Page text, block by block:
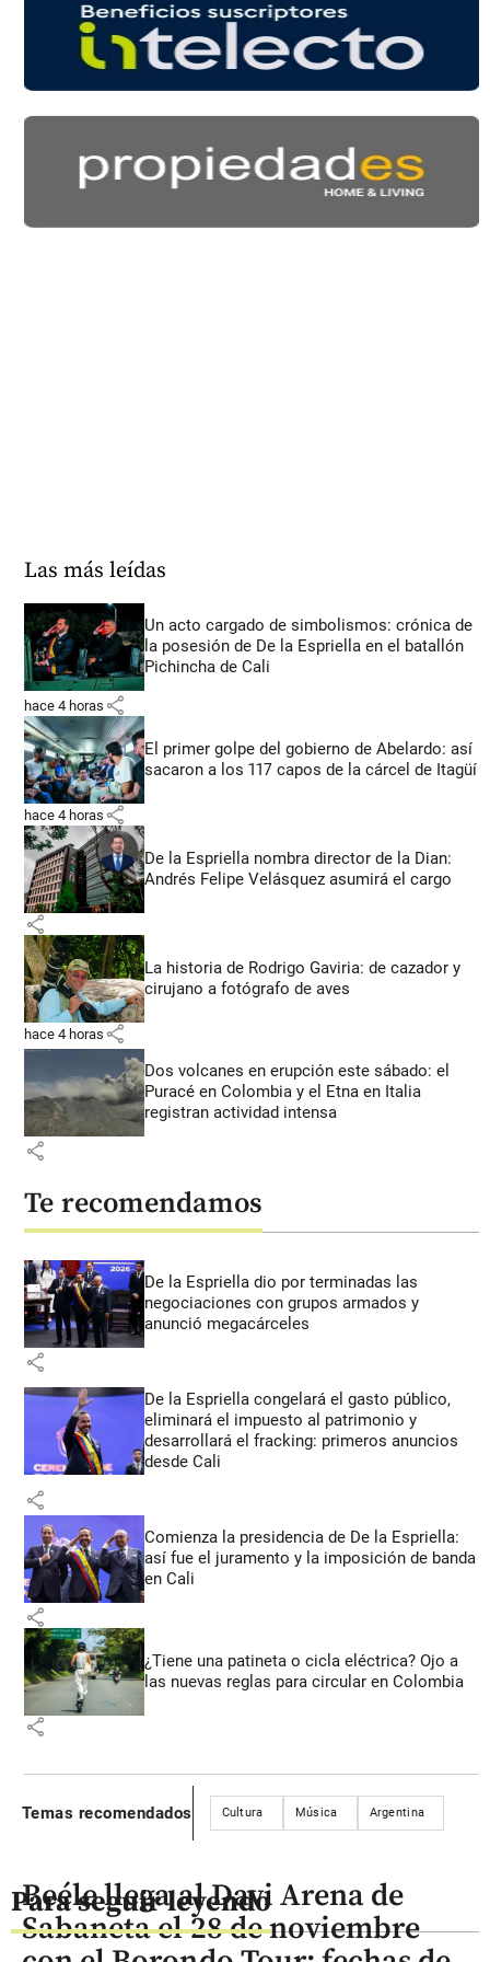
Las más leídas
Un acto cargado de simbolismos: crónica de
la posesión de De la Espriella en el batallón
Pichincha de Cali
hace 4 horas share
El primer golpe del gobierno de Abelardo: así
sacaron a los 117 capos de la cárcel de Itagüí
hace 4 horas share
De la Espriella nombra director de la Dian:
Andrés Felipe Velásquez asumirá el cargo
share
La historia de Rodrigo Gaviria: de cazador y
cirujano a fotógrafo de aves
hace 4 horas share
Dos volcanes en erupción este sábado: el
Puracé en Colombia y el Etna en Italia
registran actividad intensa
share
Te recomendamos
De la Espriella dio por terminadas las
negociaciones con grupos armados y
anunció megacárceles
share
De la Espriella congelará el gasto público,
eliminará el impuesto al patrimonio y
desarrollará el fracking: primeros anuncios
desde Cali
share
Comienza la presidencia de De la Espriella:
así fue el juramento y la imposición de banda
en Cali
share
¿Tiene una patineta o cicla eléctrica? Ojo a
las nuevas reglas para circular en Colombia
share
Temas recomendados Cultura Música Argentina
Para seguir leyendo
Beéle llega al Davi Arena de
Sabaneta el 28 de noviembre